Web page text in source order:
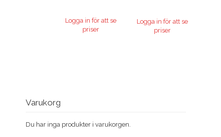
Logga in för att se
priser
Logga in för att se
priser
Varukorg
Du har inga produkter i varukorgen.